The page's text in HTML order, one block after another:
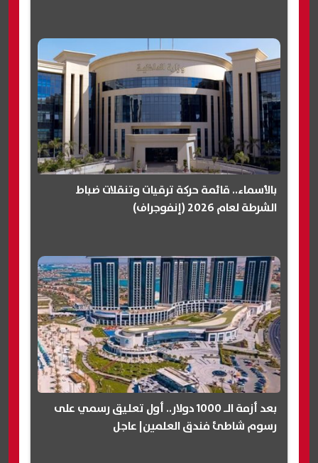
بالأسماء.. قائمة حركة ترقيات وتنقلات ضباط
الشرطة لعام 2026 (إنفوجراف)
بعد أزمة الـ 1000 دولار.. أول تعليق رسمي على
رسوم شاطئ فندق العلمين| عاجل